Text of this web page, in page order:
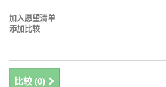
加入愿望清单
添加比较
比较 (0)